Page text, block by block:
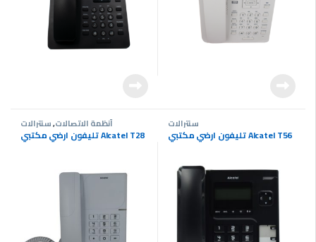
أنظمة الاتصالات,سنترالات
تليفون ارضي مكتبي Alcatel T28
سنترالات
تليفون ارضي مكتبي Alcatel T56